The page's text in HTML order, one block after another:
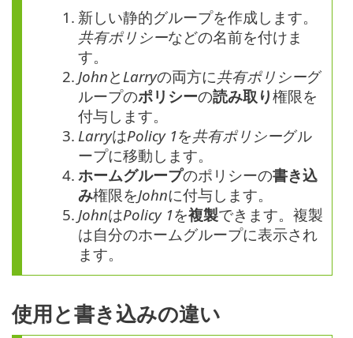
1. 新しい静的グループを作成します。
共有ポリシーなどの名前を付けま
す。
2. Johnと Larryの両方に共有ポリシーグ
ループのポリシーの読み取り権限を
付与します。
3. LarryはPolicy 1を共有ポリシーグル
ープに移動します。
4. ホームグループのポリシーの書き込
み権限をJohnに付与します。
5. JohnはPolicy 1を複製できます。複製
は自分のホームグループに表示され
ます。
使用と書き込みの違い